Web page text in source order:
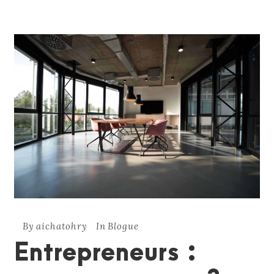
By aichatohry In Blogue
Entrepreneurs :